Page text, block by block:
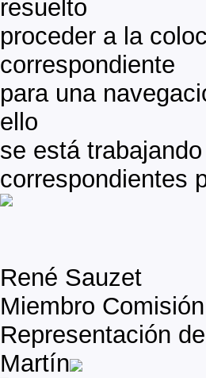
resuelto
proceder a la
correspondiente
para una
ello
se está
correspondientes
René Sauzet
Miembro
Representación
Martín